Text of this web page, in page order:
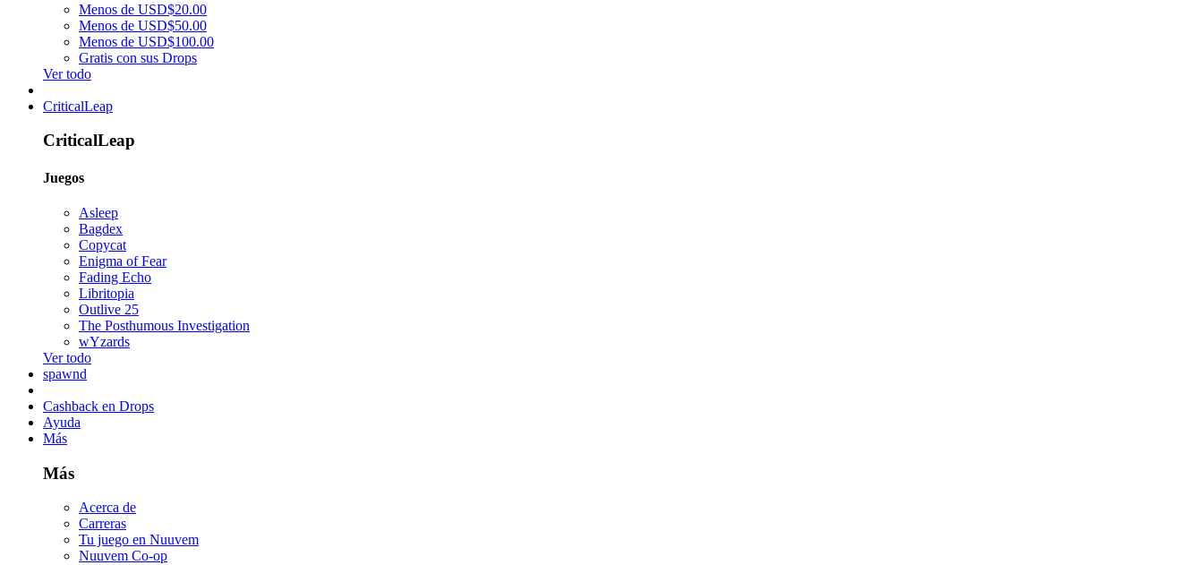
Menos de USD$20.00
Menos de USD$50.00
Menos de USD$100.00
Gratis con sus Drops
Ver todo
CriticalLeap
CriticalLeap
Juegos
Asleep
Bagdex
Copycat
Enigma of Fear
Fading Echo
Libritopia
Outlive 25
The Posthumous Investigation
wYzards
Ver todo
spawnd
Cashback en Drops
Ayuda
Más
Más
Acerca de
Carreras
Tu juego en Nuuvem
Nuuvem Co-op